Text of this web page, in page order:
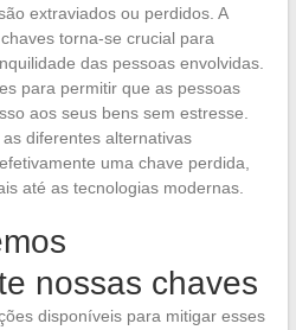
extraviados ou perdidos. A
torna-se crucial para
das pessoas envolvidas.
para permitir que as pessoas
aos seus bens sem estresse.
diferentes alternativas
uma chave perdida,
até as tecnologias modernas.
nossas chaves
disponíveis para mitigar esses